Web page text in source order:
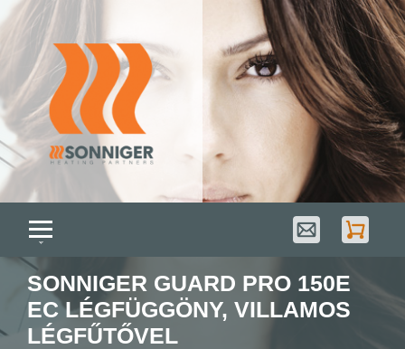
SONNIGER GUARD PRO 150E
EC LÉGFÜGGÖNY, VILLAMOS
LÉGFŰTŐVEL